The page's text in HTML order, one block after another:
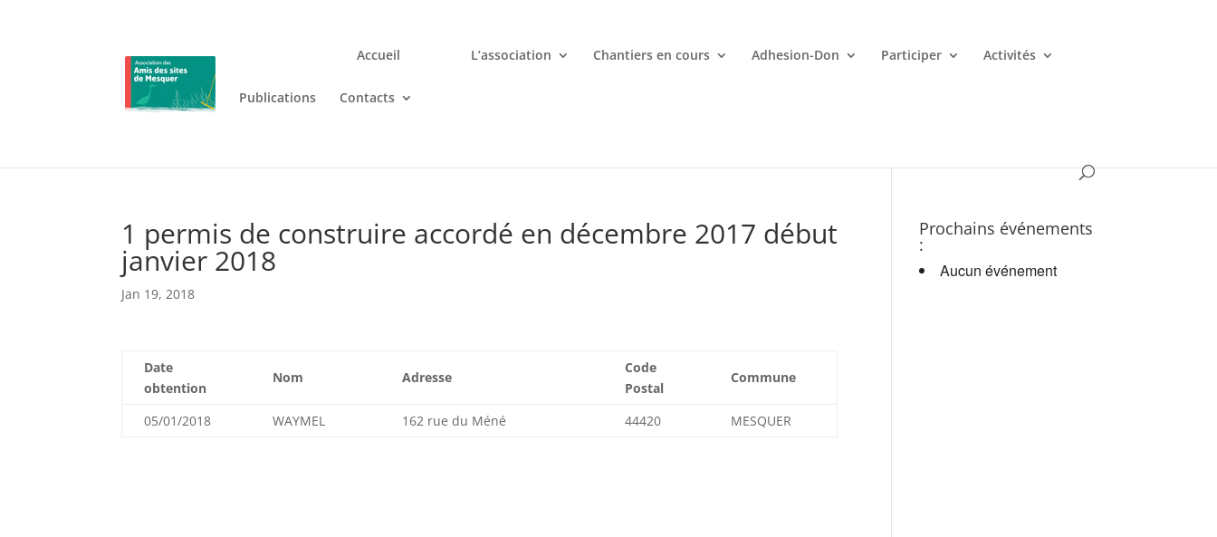
Accueil L’association Chantiers en cours Adhesion-Don Participer Activités
Publications Contacts
Jouez n’importe où et n’importe quand avec votre smartphone chez
1 permis de construire accordé en décembre 2017 début
janvier 2018
Jan 19, 2018
Date
obtention
Nom Adresse
Code
Postal
Commune
05/01/2018 WAYMEL 162 rue du Méné 44420 MESQUER
Prochains événements
:
Aucun événement